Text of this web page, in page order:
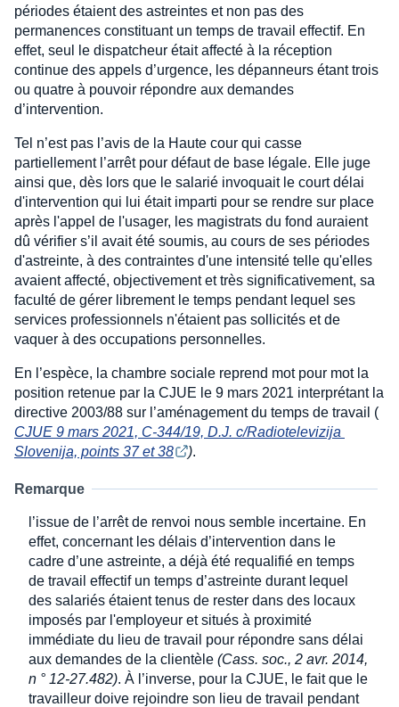
périodes étaient des astreintes et non pas des
permanences constituant un temps de travail effectif. En
effet, seul le dispatcheur était affecté à la réception
continue des appels d’urgence, les dépanneurs étant trois
ou quatre à pouvoir répondre aux demandes
d’intervention.
Tel n’est pas l’avis de la Haute cour qui casse
partiellement l’arrêt pour défaut de base légale. Elle juge
ainsi que, dès lors que le salarié invoquait le court délai
d'intervention qui lui était imparti pour se rendre sur place
après l'appel de l'usager, les magistrats du fond auraient
dû vérifier s’il avait été soumis, au cours de ses périodes
d'astreinte, à des contraintes d'une intensité telle qu'elles
avaient affecté, objectivement et très significativement, sa
faculté de gérer librement le temps pendant lequel ses
services professionnels n'étaient pas sollicités et de
vaquer à des occupations personnelles.
En l’espèce, la chambre sociale reprend mot pour mot la
position retenue par la CJUE le 9 mars 2021 interprétant la
directive 2003/88 sur l’aménagement du temps de travail (
CJUE 9 mars 2021, C-344/19, D.J. c/Radiotelevizija
Slovenija, points 37 et 38
).
Remarque
l’issue de l’arrêt de renvoi nous semble incertaine. En
effet, concernant les délais d’intervention dans le
cadre d’une astreinte, a déjà été requalifié en temps
de travail effectif un temps d’astreinte durant lequel
des salariés étaient tenus de rester dans des locaux
imposés par l'employeur et situés à proximité
immédiate du lieu de travail pour répondre sans délai
aux demandes de la clientèle (Cass. soc., 2 avr. 2014,
n ° 12-27.482). À l’inverse, pour la CJUE, le fait que le
travailleur doive rejoindre son lieu de travail pendant